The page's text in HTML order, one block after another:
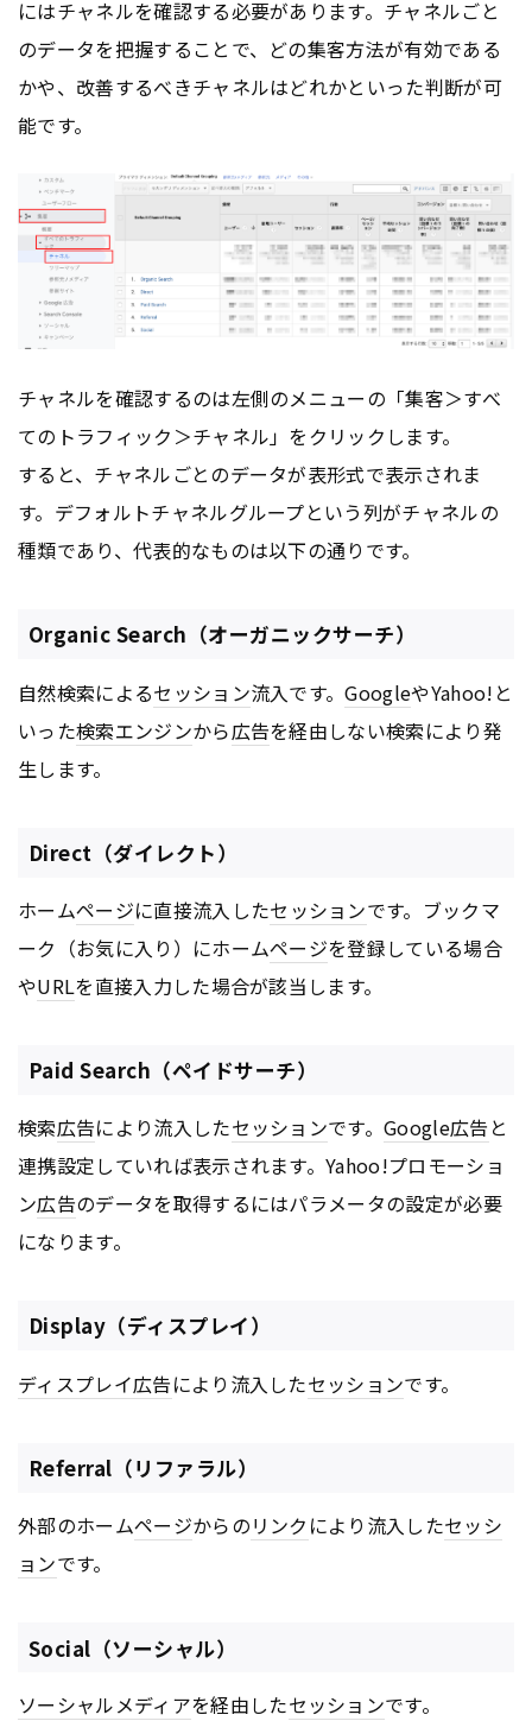
にはチャネルを確認する必要があります。チャネルごと
のデータを把握することで、どの集客方法が有効である
かや、改善するべきチャネルはどれかといった判断が可
能です。
チャネルを確認するのは左側のメニューの「集客＞すべ
てのトラフィック＞チャネル」をクリックします。
すると、チャネルごとのデータが表形式で表示されま
す。デフォルトチャネルグループという列がチャネルの
種類であり、代表的なものは以下の通りです。
Organic Search（オーガニックサーチ）
自然検索によるセッション流入です。GoogleやYahoo!と
いった検索エンジンから広告を経由しない検索により発
生します。
Direct（ダイレクト）
ホームページに直接流入したセッションです。ブックマ
ーク（お気に入り）にホームページを登録している場合
やURLを直接入力した場合が該当します。
Paid Search（ペイドサーチ）
検索広告により流入したセッションです。Google広告 と
連携設定していれば表示されます。Yahoo!プロモーショ
ン広告のデータを取得するにはパラメータの設定が必要
になります。
Display（ディスプレイ）
ディスプレイ広告により流入したセッションです。
Referral（リファラル）
外部のホームページからのリンク により流入したセッシ
ョンです。
Social（ソーシャル）
ソーシャルメディアを経由したセッションです。